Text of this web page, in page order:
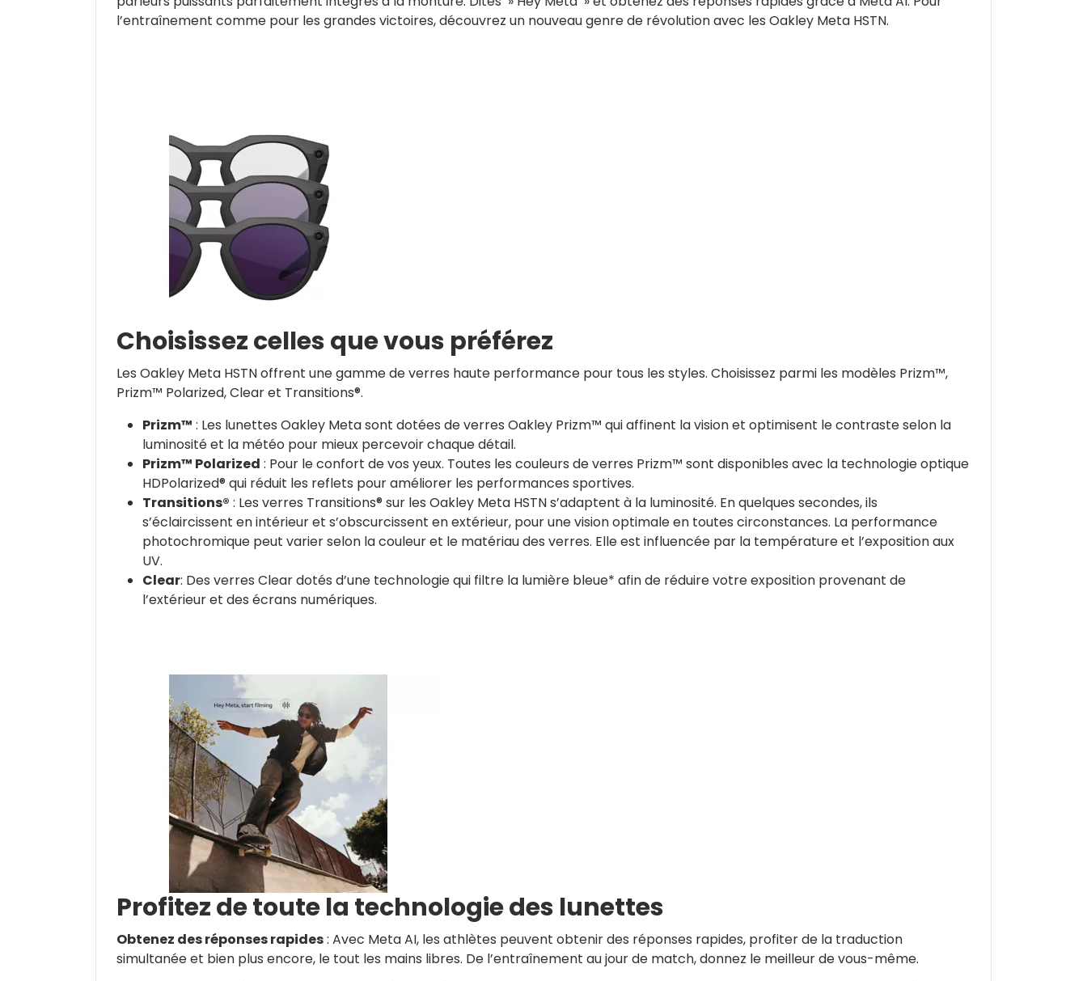
l’entraînement comme pour les grandes victoires, découvrez un nouveau genre de révolution avec les Oakley Meta HSTN.
Choisissez celles que vous préférez
Les Oakley Meta HSTN offrent une gamme de verres haute performance pour tous les styles. Choisissez parmi les modèles Prizm™,
Prizm™ Polarized, Clear et Transitions®.
Prizm™ : Les lunettes Oakley Meta sont dotées de verres Oakley Prizm™ qui affinent la vision et optimisent le contraste selon la
luminosité et la météo pour mieux percevoir chaque détail.
Prizm™ Polarized : Pour le confort de vos yeux. Toutes les couleurs de verres Prizm™ sont disponibles avec la technologie optique
HDPolarized® qui réduit les reflets pour améliorer les performances sportives.
Transitions® : Les verres Transitions® sur les Oakley Meta HSTN s’adaptent à la luminosité. En quelques secondes, ils
s’éclaircissent en intérieur et s’obscurcissent en extérieur, pour une vision optimale en toutes circonstances. La performance
photochromique peut varier selon la couleur et le matériau des verres. Elle est influencée par la température et l’exposition aux
UV.
Clear: Des verres Clear dotés d’une technologie qui filtre la lumière bleue* afin de réduire votre exposition provenant de
l’extérieur et des écrans numériques.
Profitez de toute la technologie des lunettes
Obtenez des réponses rapides: Avec Meta AI, les athlètes peuvent obtenir des réponses rapides, profiter de la traduction
simultanée et bien plus encore, le tout les mains libres. De l’entraînement au jour de match, donnez le meilleur de vous-même.